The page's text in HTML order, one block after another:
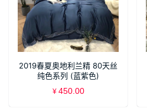
2019春夏奥地利兰精 80天丝
纯色系列 (蓝紫色)
¥ 450.00